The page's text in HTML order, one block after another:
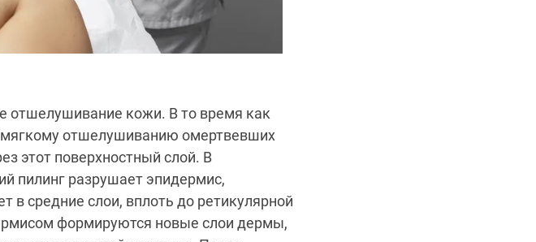
отшелушивание кожи. В то время как
мягкому отшелушиванию омертвевших
этот поверхностный слой. В
пилинг разрушает эпидермис,
в средние слои, вплоть до ретикулярной
формируются новые слои дермы,